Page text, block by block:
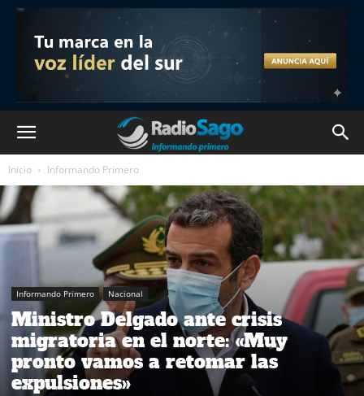
Inicio Informando Primero
Informando Primero Nacional
Ministro Delgado ante crisis
migratoria en el norte: «Muy
pronto vamos a retomar las
expulsiones»